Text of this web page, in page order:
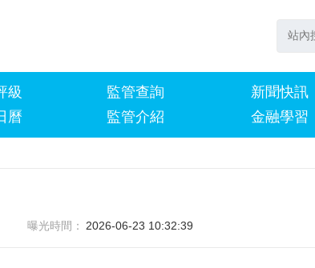
級
曆
監管查詢
監管介紹
新聞快訊
金融學習
曝光時間： 2026-06-23 10:32:39